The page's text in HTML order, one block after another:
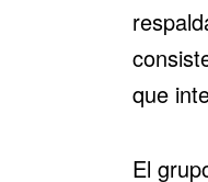
que
El